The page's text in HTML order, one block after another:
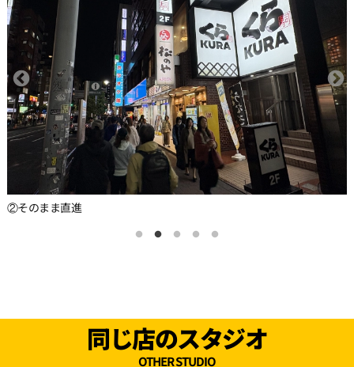
②そのまま直進
同じ店のスタジオ
OTHER STUDIO